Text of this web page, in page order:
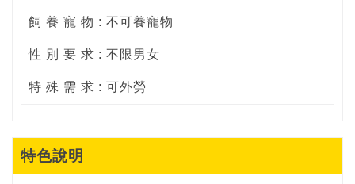
飼 養 寵 物 : 不可養寵物
性 別 要 求 : 不限男女
特 殊 需 求 : 可外勞
特色說明